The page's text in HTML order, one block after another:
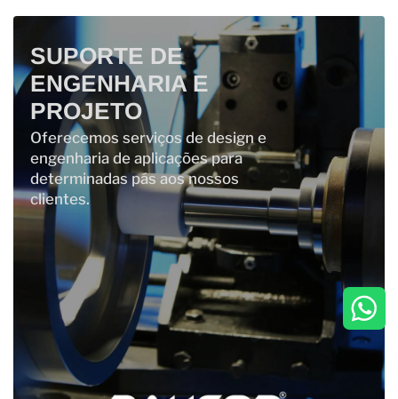
SUPORTE DE
ENGENHARIA E
PROJETO
Oferecemos serviços de design e
engenharia de aplicações para
determinadas pás aos nossos
clientes.